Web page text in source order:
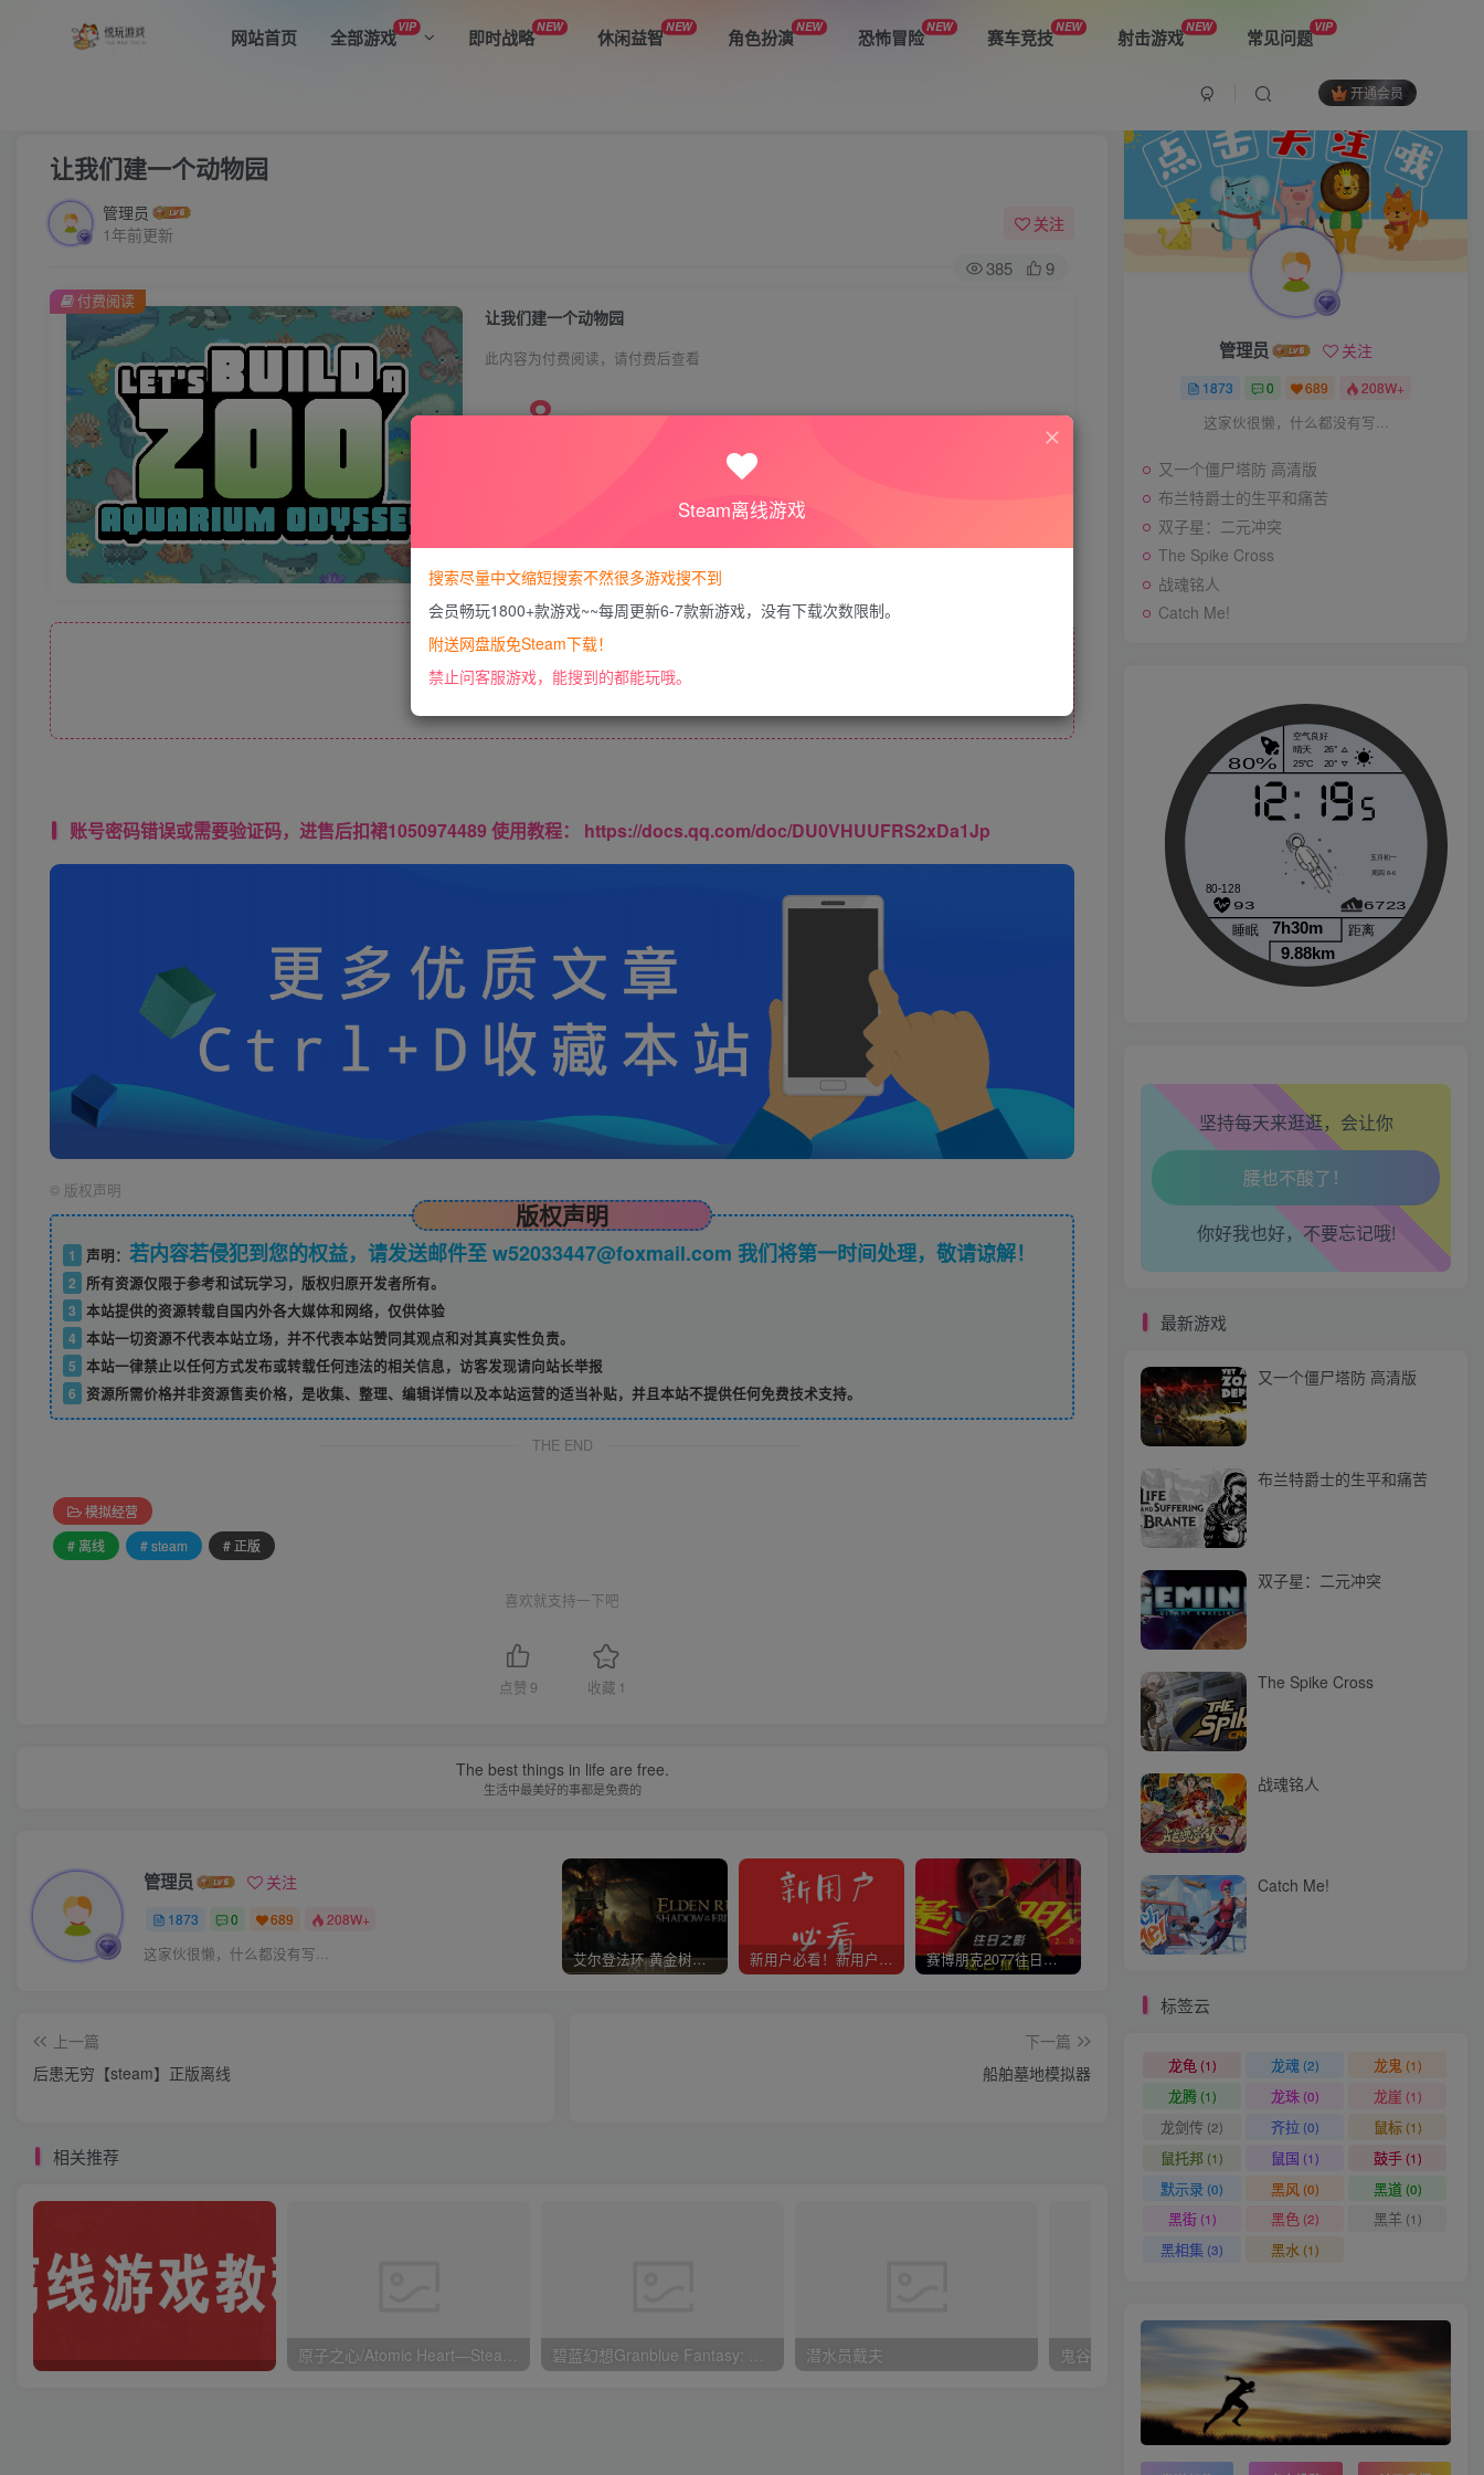
网站首页 全部游戏VIP 即时战略NEW 休闲益智NEW 角色扮演NEW 恐怖冒险NEW 赛车竞技NEW 射击游戏NEW 常见问题VIP
开通会员
让我们建一个动物园
管理员
1年前更新
关注
385 9
让我们建一个动物园
此内容为付费阅读，请付费后查看
8
付费阅读
账号密码错误或需要验证码，进售后扣裙1050974489 使用教程： https://docs.qq.com/doc/DU0VHUUFRS2xDa1Jp
© 版权声明
版权声明
1 声明： 若内容若侵犯到您的权益，请发送邮件至 w52033447@foxmail.com 我们将第一时间处理，敬请谅解！
2
所有资源仅限于参考和试玩学习，版权归原开发者所有。
3 本站提供的资源转载自国内外各大媒体和网络，仅供体验
4 本站一切资源不代表本站立场，并不代表本站赞同其观点和对其真实性负责。
5 本站一律禁止以任何方式发布或转载任何违法的相关信息，访客发现请向站长举报
6
资源所需价格并非资源售卖价格，是收集、整理、编辑详情以及本站运营的适当补贴，并且本站不提供任何免费技术支持。
THE END
模拟经营
# 离线
# steam # 正版
喜欢就支持一下吧
点赞 9 收藏 1
The best things in life are free.
生活中最美好的事都是免费的
管理员 关注
1873 0 689 208W+
这家伙很懒，什么都没有写... 艾尔登法环 黄金树幽影 新用户必看！新用户必看！新用户必看！！！ 赛博朋克2077往日之影 使命召唤/COD 不要问，问就回答没有
上一篇
后患无穷【steam】正版离线
下一篇
船舶墓地模拟器
相关推荐
潜水员戴夫 鬼谷 steam 加密游戏说明
又一个僵尸塔防 高清版
布兰特爵士的生平和痛苦
The Spike Cross
管理员 关注
1873 0 689 208W+
这家伙很懒，什么都没有写...
又一个僵尸塔防 高清版
布兰特爵士的生平和痛苦
双子星：二元冲突
The Spike Cross
战魂铭人
Catch Me!
坚持每天来逛逛，会让你
生活也美好了！
走路也有劲了！
腿也不痛了！
腰也不酸了！
工作也轻松了！
你好我也好，不要忘记哦!
最新游戏
又一个僵尸塔防 高清版
布兰特爵士的生平和痛苦
双子星：二元冲突
The Spike Cross
战魂铭人
Catch Me!
标签云
龙龟 (1) 龙魂 (2) 龙鬼 (1)
龙腾(1) 龙珠(0) 龙崖 (1)
龙剑传 (2) 齐拉(0) 鼠标(1)
鼠托邦 (1) 鼠国 (1) 鼓手(1)
默示录(0) 黑风 (0) 黑道(0)
黑街(1) 黑色(2) 黑羊(1)
黑相集 (3) 黑水(1)
Steam离线游戏
搜索尽量中文缩短搜索不然很多游戏搜不到
会员畅玩1800+款游戏~~每周更新6-7款新游戏，没有下载次数限制。
附送网盘版免Steam下载！
禁止问客服游戏，能搜到的都能玩哦。